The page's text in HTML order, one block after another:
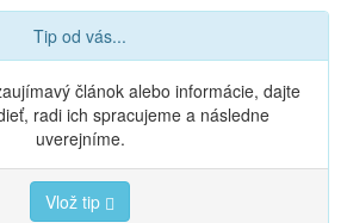
Tip od vás...
článok alebo informácie, dajte
radi ich spracujeme a následne
uverejníme.
Vlož tip